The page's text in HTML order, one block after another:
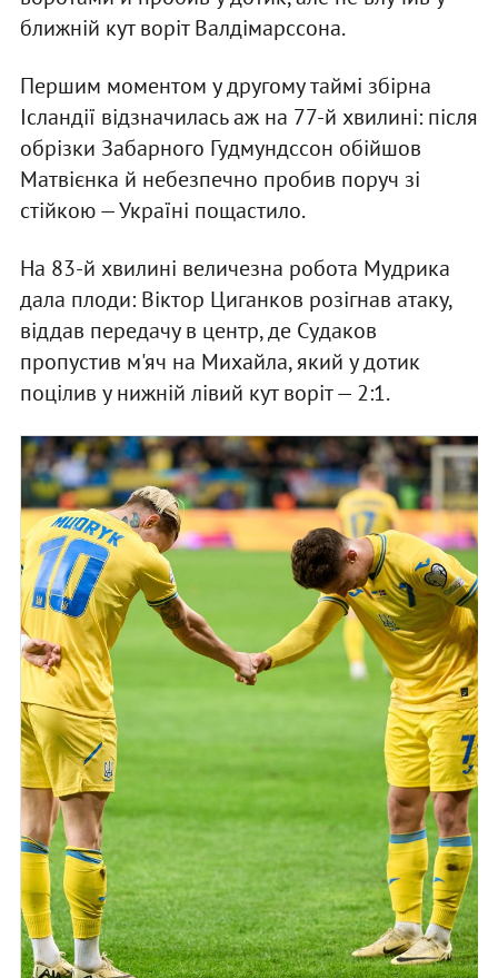
ближній кут воріт Валдімарссона.
Першим моментом у другому таймі збірна
Ісландії відзначилась аж на 77-й хвилині: після
обрізки Забарного Гудмундссон обійшов
Матвієнка й небезпечно пробив поруч зі
стійкою — Україні пощастило.
На 83-й хвилині величезна робота Мудрика
дала плоди: Віктор Циганков розігнав атаку,
віддав передачу в центр, де Судаков
пропустив м'яч на Михайла, який у дотик
поцілив у нижній лівий кут воріт — 2:1.